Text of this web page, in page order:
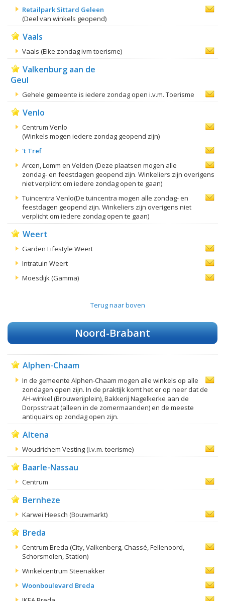
Retailpark Sittard Geleen
(Deel van winkels geopend)
Vaals
Vaals (Elke zondag ivm toerisme)
Valkenburg aan de
Geul
Gehele gemeente is iedere zondag open i.v.m. Toerisme
Venlo
Centrum Venlo
(Winkels mogen iedere zondag geopend zijn)
't Tref
Arcen, Lomm en Velden (Deze plaatsen mogen alle
zondag- en feestdagen geopend zijn. Winkeliers zijn overigens
niet verplicht om iedere zondag open te gaan)
Tuincentra Venlo(De tuincentra mogen alle zondag- en
feestdagen geopend zijn. Winkeliers zijn overigens niet
verplicht om iedere zondag open te gaan)
Weert
Garden Lifestyle Weert
Intratuin Weert
Moesdijk (Gamma)
Terug naar boven
Noord-Brabant
Alphen-Chaam
In de gemeente Alphen-Chaam mogen alle winkels op alle
zondagen open zijn. In de praktijk komt het er op neer dat de
AH-winkel (Brouwerijplein), Bakkerij Nagelkerke aan de
Dorpsstraat (alleen in de zomermaanden) en de meeste
antiquairs op zondag open zijn.
Altena
Woudrichem Vesting (i.v.m. toerisme)
Baarle-Nassau
Centrum
Bernheze
Karwei Heesch (Bouwmarkt)
Breda
Centrum Breda (City, Valkenberg, Chassé, Fellenoord,
Schorsmolen, Station)
Winkelcentrum Steenakker
Woonboulevard Breda